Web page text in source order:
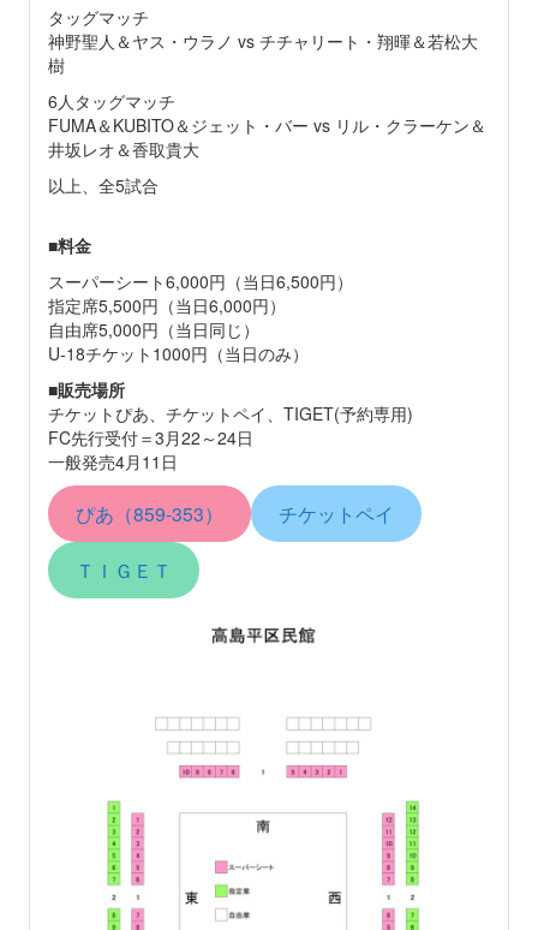
タッグマッチ
神野聖人＆ヤス・ウラノ vs チチャリート・翔暉＆若松大
樹
6人タッグマッチ
FUMA＆KUBITO＆ジェット・バー vs リル・クラーケン＆
井坂レオ＆香取貴大
以上、全5試合
■料金
スーパーシート6,000円（当日6,500円）
指定席5,500円（当日6,000円）
自由席5,000円（当日同じ）
U-18チケット1000円（当日のみ）
■販売場所
チケットぴあ、チケットペイ、TIGET(予約専用)
FC先行受付＝3月22～24日
一般発売4月11日
ぴあ（859-353） チケットペイ
ＴＩＧＥＴ